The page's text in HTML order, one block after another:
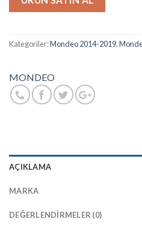
Kategoriler:Mondeo 2014-2019,
MONDEO
AÇIKLAMA
MARKA
DEĞERLENDIRMELER (0)